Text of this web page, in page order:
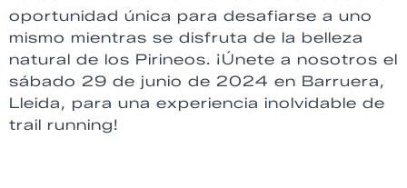
oportunidad única para desafiarse a uno
mismo mientras se disfruta de la belleza
natural de los Pirineos. ¡Únete a nosotros el
sábado 29 de junio de 2024 en Barruera,
Lleida, para una experiencia inolvidable de
trail running!